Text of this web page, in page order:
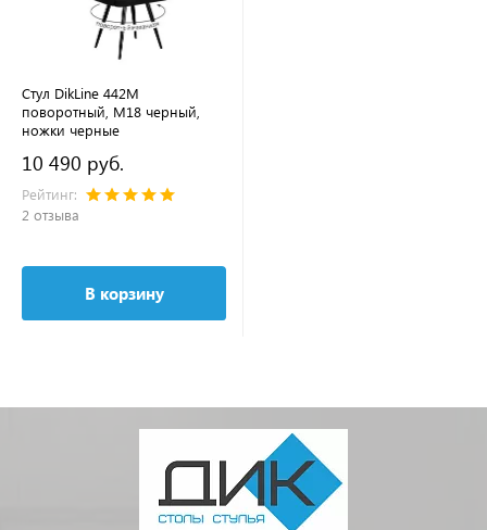
Стул DikLine 442М
поворотный, M18 черный,
ножки черные
10 490 руб.
Рейтинг:
2 отзыва
В корзину